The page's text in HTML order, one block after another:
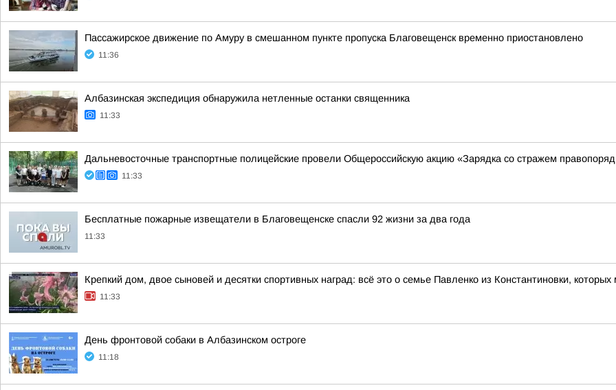
Пассажирское движение по Амуру в смешанном пункте пропуска Благовещенск временно приостановлено
11:36
Албазинская экспедиция обнаружила нетленные останки священника
11:33
Дальневосточные транспортные полицейские провели Общероссийскую акцию «Зарядка со стражем
11:33
Бесплатные пожарные извещатели в Благовещенске спасли 92 жизни за два года
11:33
Крепкий дом, двое сыновей и десятки спортивных наград: всё это о семье Павленко из Константиновки,
11:33
День фронтовой собаки в Албазинском остроге
11:18